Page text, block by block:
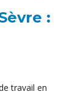
:
travail en